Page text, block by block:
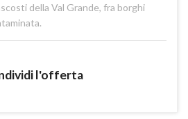
della Val Grande, fra borghi
l'offerta